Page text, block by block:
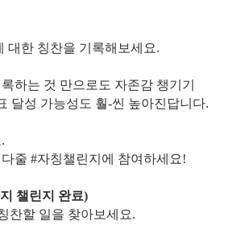
대한 칭찬을 기록해보세요.
하는 것 만으로도 자존감 챙기기
달성 가능성도 훨-씬 높아진답니다.
줄 #자칭챌린지에 참여하세요!
챌린지 완료)
찬할 일을 찾아보세요.